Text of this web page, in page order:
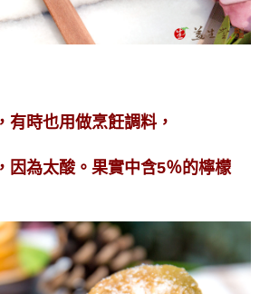
有時也用做烹飪調料，
因為太酸。果實中含5％的檸檬